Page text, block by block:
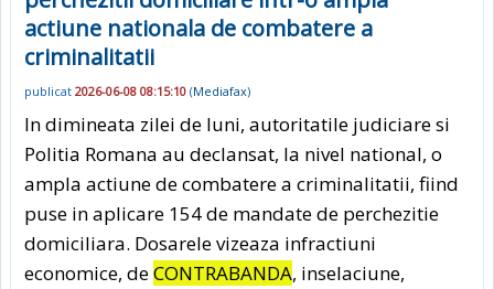
actiune nationala de combatere a
criminalitatii
publicat 2026-06-08 08:15:10 (Mediafax)
In dimineata zilei de luni, autoritatile judiciare si
Politia Romana au declansat, la nivel national, o
ampla actiune de combatere a criminalitatii, fiind
puse in aplicare 154 de mandate de perchezitie
domiciliara. Dosarele vizeaza infractiuni
economice, deCONTRABANDA, inselaciune,